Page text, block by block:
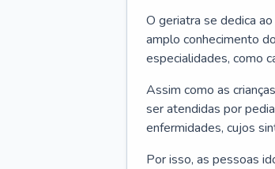
O geriatra se dedica
amplo conhecimento
especialidades, como
Assim como as
ser atendidas por
enfermidades, cujos
Por isso, as pessoas